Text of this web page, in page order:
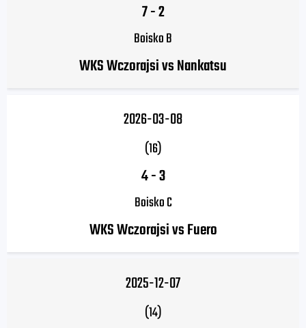
7-2
Boisko B
WKS Wczorajsi vs Nankatsu
2026-03-08
(16)
4-3
Boisko C
WKS Wczorajsi vs Fuero
2025-12-07
(14)